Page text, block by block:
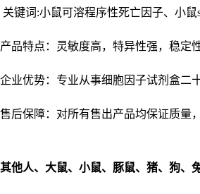
关键词:小鼠可溶程序性死亡因子、小鼠
产品特点：灵敏度高，特异性强，稳定
企业优势：专业从事细胞因子试剂盒二
售后保障：对所有售出产品均保证质量
其他人、大鼠、小鼠、豚鼠、猪、狗、